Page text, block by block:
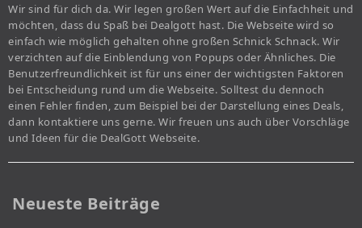
Wir sind für dich da. Wir legen großen Wert auf die Einfachheit und
möchten, dass du Spaß bei Dealgott hast. Die Webseite wird so
einfach wie möglich gehalten ohne großen Schnick Schnack. Wir
verzichten auf die Einblendung von Popups oder Ähnliches. Die
Benutzerfreundlichkeit ist für uns einer der wichtigsten Faktoren
bei Entscheidung rund um die Webseite. Solltest du dennoch
einen Fehler finden, zum Beispiel bei der Darstellung eines Deals,
dann kontaktiere uns gerne. Wir freuen uns auch über Vorschläge
und Ideen für die DealGott Webseite.
Neueste Beiträge